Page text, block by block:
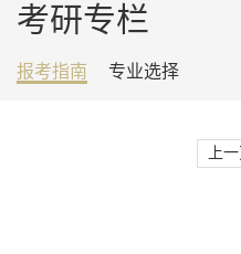
考研专栏
报考指南 专业选择
上